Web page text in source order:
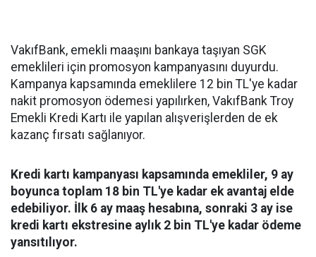
VakıfBank, emekli maaşını bankaya taşıyan SGK
emeklileri için promosyon kampanyasını duyurdu.
Kampanya kapsamında emeklilere 12 bin TL'ye kadar
nakit promosyon ödemesi yapılırken, VakıfBank Troy
Emekli Kredi Kartı ile yapılan alışverişlerden de ek
kazanç fırsatı sağlanıyor.
Kredi kartı kampanyası kapsamında emekliler, 9 ay
boyunca toplam 18 bin TL'ye kadar ek avantaj elde
edebiliyor. İlk 6 ay maaş hesabına, sonraki 3 ay ise
kredi kartı ekstresine aylık 2 bin TL'ye kadar ödeme
yansıtılıyor.